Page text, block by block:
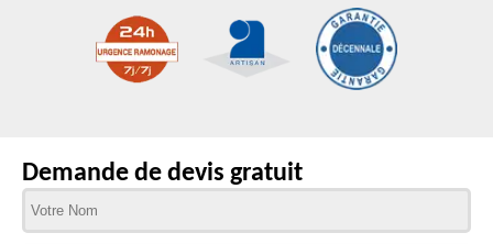
Demande de devis gratuit